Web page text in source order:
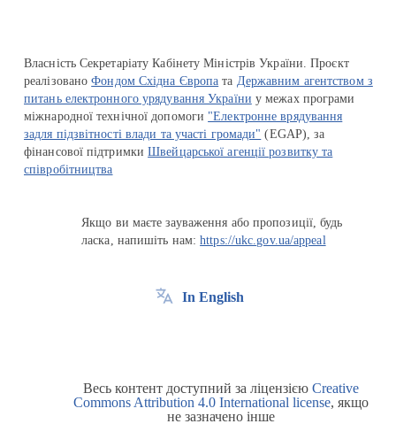
Власність Секретаріату Кабінету Міністрів України. Проєкт
реалізованоФондом Східна Європа та Державним агентством з
питань електронного урядування України у межах програми
міжнародної технічної допомоги "Електронне врядування
задля підзвітності влади та участі громади" (EGAP), за
фінансової підтримкиШвейцарської агенції розвитку та
співробітництва
Якщо ви маєте зауваження або пропозиції, будь
ласка, напишіть нам:https://ukc.gov.ua/appeal
In English
Весь контент доступний за ліцензією Creative
Commons Attribution 4.0 International license, якщо
не зазначено інше